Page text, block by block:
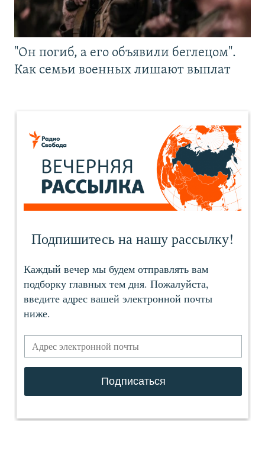
"Он погиб, а его объявили беглецом".
Как семьи военных лишают выплат